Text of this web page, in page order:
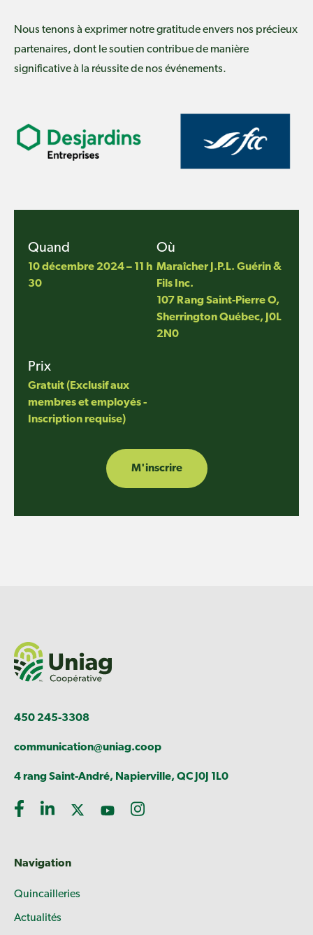
Nous tenons à exprimer notre gratitude envers nos précieux
partenaires, dont le soutien contribue de manière
significative à la réussite de nos événements.
Quand
10 décembre 2024 – 11 h
30
Où
Maraîcher J.P.L. Guérin &
Fils Inc.
107 Rang Saint-Pierre O,
Sherrington Québec, J0L
2N0
Prix
Gratuit (Exclusif aux
membres et employés -
Inscription requise)
M'inscrire
450 245-3308
communication@uniag.coop
4 rang Saint-André, Napierville, QC J0J 1L0
Navigation
Quincailleries
Actualités